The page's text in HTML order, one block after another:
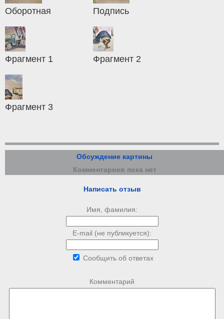
Оборотная Подпись
Фрагмент 1 Фрагмент 2
Фрагмент 3
Обсуждение картины
Комментариев пока нет
Написать отзыв
Имя, фамилия:
E-mail (не публикуется):
Сообщить об ответах
Комментарий